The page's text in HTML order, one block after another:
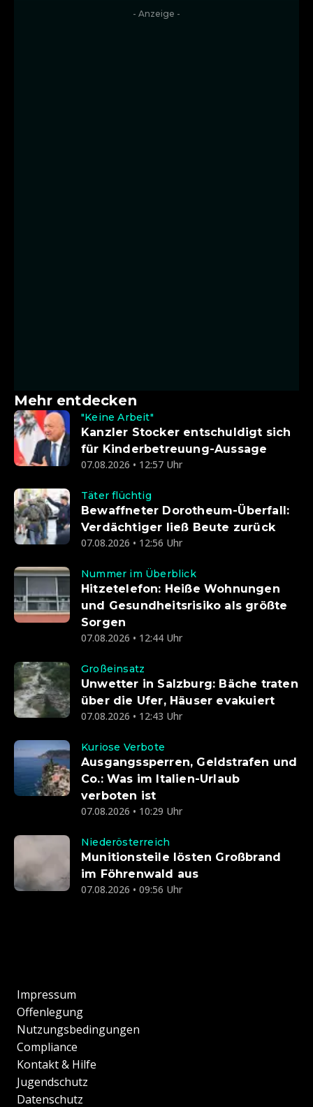
- Anzeige -
Mehr entdecken
"Keine Arbeit"
Kanzler Stocker entschuldigt sich
für Kinderbetreuung-Aussage
07.08.2026 • 12:57 Uhr
Täter flüchtig
Bewaffneter Dorotheum-Überfall:
Verdächtiger ließ Beute zurück
07.08.2026 • 12:56 Uhr
Nummer im Überblick
Hitzetelefon: Heiße Wohnungen
und Gesundheitsrisiko als größte
Sorgen
07.08.2026 • 12:44 Uhr
Großeinsatz
Unwetter in Salzburg: Bäche traten
über die Ufer, Häuser evakuiert
07.08.2026 • 12:43 Uhr
Kuriose Verbote
Ausgangssperren, Geldstrafen und
Co.: Was im Italien-Urlaub
verboten ist
07.08.2026 • 10:29 Uhr
Niederösterreich
Munitionsteile lösten Großbrand
im Föhrenwald aus
07.08.2026 • 09:56 Uhr
Impressum
Offenlegung
Nutzungsbedingungen
Compliance
Kontakt & Hilfe
Jugendschutz
Datenschutz